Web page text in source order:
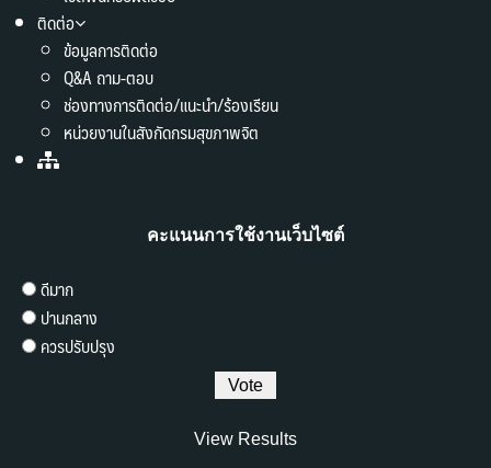
ติดต่อ
ข้อมูลการติดต่อ
Q&A ถาม-ตอบ
ช่องทางการติดต่อ/แนะนำ/ร้องเรียน
หน่วยงานในสังกัดกรมสุขภาพจิต
คะแนนการใช้งานเว็บไซต์
ดีมาก
ปานกลาง
ควรปรับปรุง
View Results